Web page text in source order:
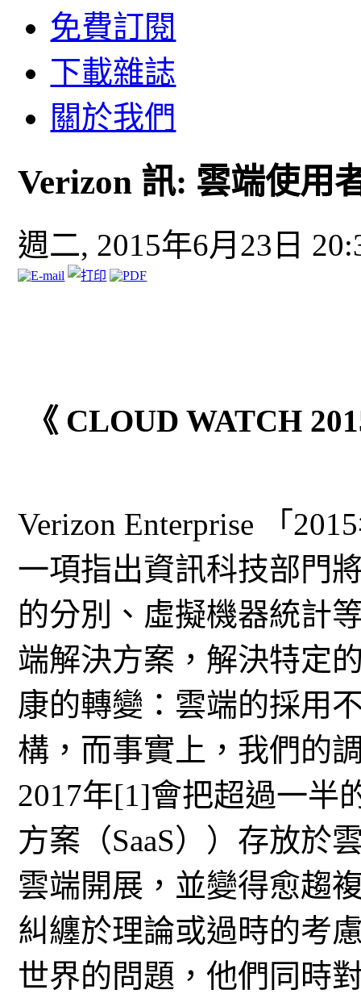
免費訂閱
下載雜誌
關於我們
Verizon 訊: 雲端使用
週二, 2015年6月23日
《 CLOUD WATCH
Verizon Enterprise 「
一項指出資訊科技部門
的分別、虛擬機器統計
端解決方案，解決特定
康的轉變：雲端的採用
構，而事實上，我們的
2017年[1]會把超過一半
方案（SaaS））存放於
雲端開展，並變得愈趨
糾纏於理論或過時的考
世界的問題，他們同時